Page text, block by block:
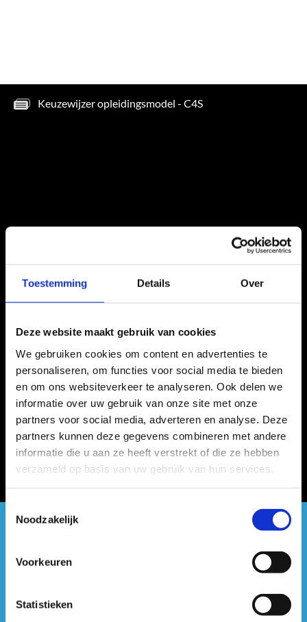
Toestemming Details Over
Deze website maakt gebruik van cookies
We gebruiken cookies om content en advertenties te
personaliseren, om functies voor social media te bieden
en om ons websiteverkeer te analyseren. Ook delen we
informatie over uw gebruik van onze site met onze
partners voor social media, adverteren en analyse. Deze
partners kunnen deze gegevens combineren met andere
informatie die u aan ze heeft verstrekt of die ze hebben
verzameld op basis van uw gebruik van hun services.
Toestemmingsselectie
Noodzakelijk
Voorkeuren
Statistieken